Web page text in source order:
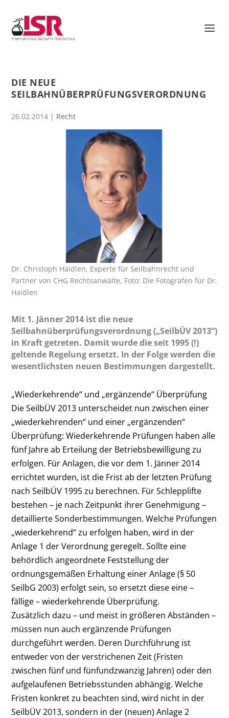
DIE NEUE
SEILBAHNÜBERPRÜFUNGSVERORDNUNG
26.02.2014 | Recht
Dr. Christoph Haidlen, Experte für Seilbahnrecht und
Partner von CHG Rechtsanwälte, Foto: Die Fotografen für Dr.
Haidlen
Mit 1. Jänner 2014 ist die neue
Seilbahnüberprüfungsverordnung („SeilbÜV 2013“)
in Kraft getreten. Damit wurde die seit 1995 (!)
geltende Regelung ersetzt. In der Folge werden die
wesentlichsten neuen Bestimmungen dargestellt.
„Wiederkehrende“ und „ergänzende“ Überprüfung
Die SeilbÜV 2013 unterscheidet nun zwischen einer
„wiederkehrenden“ und einer „ergänzenden“
Überprüfung: Wiederkehrende Prüfungen haben alle
fünf Jahre ab Erteilung der Betriebsbewilligung zu
erfolgen. Für Anlagen, die vor dem 1. Jänner 2014
errichtet wurden, ist die Frist ab der letzten Prüfung
nach SeilbÜV 1995 zu berechnen. Für Schlepplifte
bestehen – je nach Zeitpunkt ihrer Genehmigung –
detaillierte Sonderbestimmungen. Welche Prüfungen
„wiederkehrend“ zu erfolgen haben, wird in der
Anlage 1 der Verordnung geregelt. Sollte eine
behördlich angeordnete Feststellung der
ordnungsgemäßen Erhaltung einer Anlage (§ 50
SeilbG 2003) erfolgt sein, so ersetzt diese eine –
fällige – wiederkehrende Überprüfung.
Zusätzlich dazu – und meist in größeren Abständen –
müssen nun auch ergänzende Prüfungen
durchgeführt werden. Deren Durchführung ist
entweder von der verstrichenen Zeit (Fristen
zwischen fünf und fünfundzwanzig Jahren) oder den
aufgelaufenen Betriebsstunden abhängig. Welche
Fristen konkret zu beachten sind, wird nicht in der
SeilbÜV 2013, sondern in der (neuen) Anlage 2